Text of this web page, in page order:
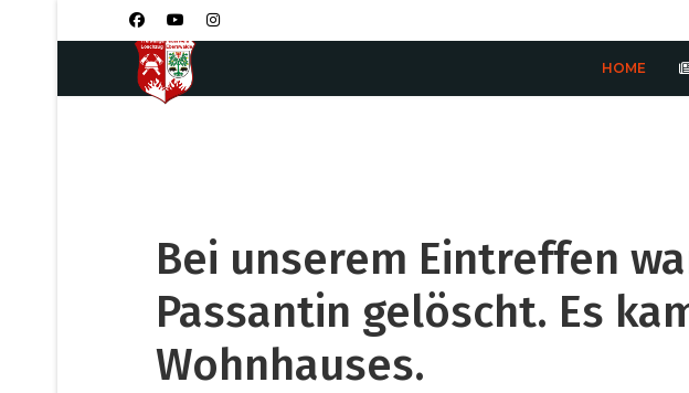
HOME
Bei unserem Eintreffen
Passantin gelöscht. Es
Wohnhauses.